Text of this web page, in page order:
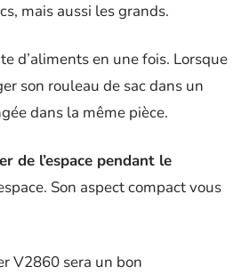
mais aussi les grands.
d’aliments en une fois. Lorsque
son rouleau de sac dans un
dans la même pièce.
de l’espace pendant le
Son aspect compact vous
V2860 sera un bon